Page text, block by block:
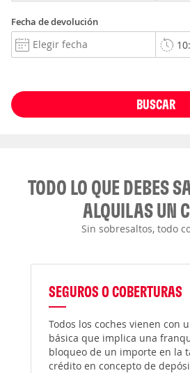
Fecha de devolución
BUSCAR
TODO LO QUE DEBES
ALQUILAS UN
Sin sobresaltos, todo
SEGUROS O COBERTURAS
Todos los coches vienen con
básica que implica una
bloqueo de un importe en la
crédito en concepto de